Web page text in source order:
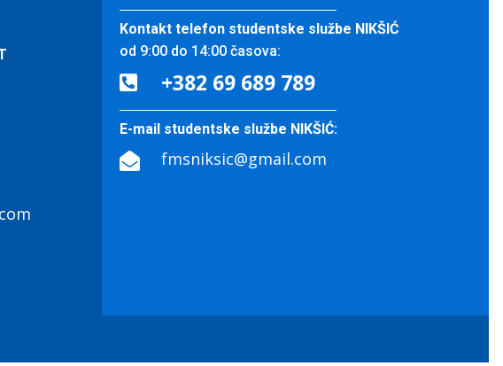
Kontakt telefon studentske službe NIKŠIĆ
od 9:00 do 14:00 časova:
 +382 69 689 789
E-mail studentske službe NIKŠIĆ:
 fmsniksic@gmail.com